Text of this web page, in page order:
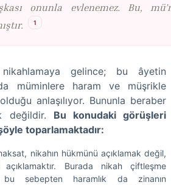
onunla evlenemez. Bu,
1
gelince; bu âyetin
müminlere haram ve müşrikle
anlaşılıyor. Bununla beraber
değildir. Bu konudaki görüşleri
toparlamaktadır:
nikahın hükmünü açıklamak değil,
açıklamaktır. Burada nikah çiftleşme
bu sebepten haramlık da zinanın